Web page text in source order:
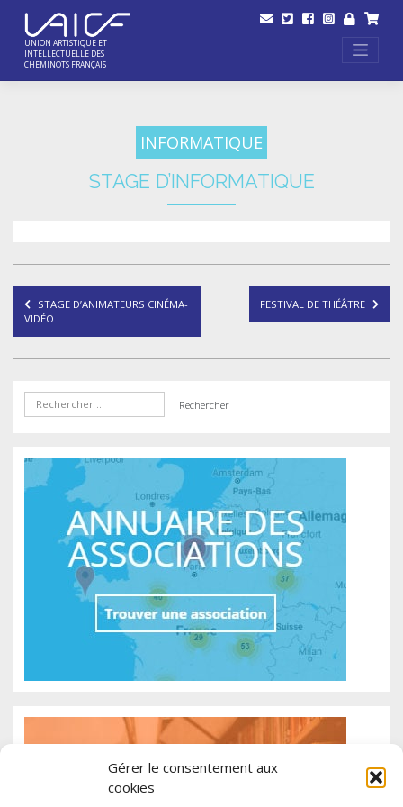
Gérer le consentement aux
cookies
content
UNION ARTISTIQUE ET
INTELLECTUELLE DES
CHEMINOTS FRANÇAIS
INFORMATIQUE
STAGE D’INFORMATIQUE
Navigation
de
l’article
STAGE D’ANIMATEURS CINÉMA-
VIDÉO
FESTIVAL DE THÉÂTRE